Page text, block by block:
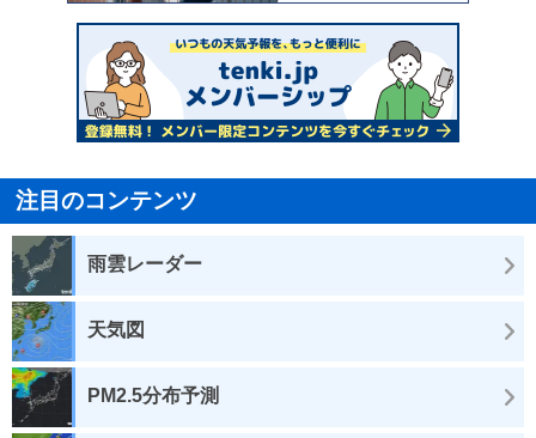
注目のコンテンツ
雨雲レーダー
天気図
PM2.5分布予測